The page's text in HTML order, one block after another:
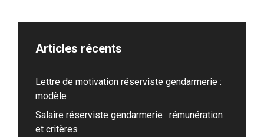
Articles récents
Lettre de motivation réserviste gendarmerie :
modèle
Salaire réserviste gendarmerie : rémunération
et critères